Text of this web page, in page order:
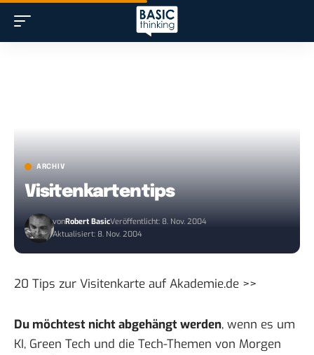
ARCHIV
Visitenkartentips
vonRobert BasicVeröffentlicht: 8. Nov. 2004
Aktualisiert: 8. Nov. 2004
20 Tips zur Visitenkarte auf Akademie.de >>
Du möchtest nicht abgehängt werden, wenn es um
KI, Green Tech und die Tech-Themen von Morgen